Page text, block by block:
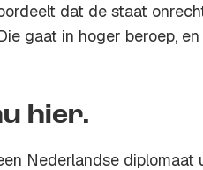
dat de staat
gaat in hoger beroep, en
hier.
Nederlandse diplomaat